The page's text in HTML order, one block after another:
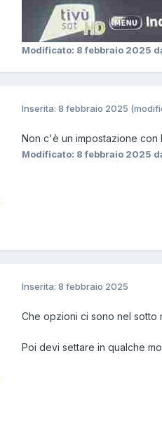
Modificato: 8 febbraio 2025
Inserita: 8 febbraio 2025
Non c'è un impostazione con
Modificato: 8 febbraio 2025
Inserita: 8 febbraio 2025
Che opzioni ci sono nel sotto
Poi devi settare in qualche